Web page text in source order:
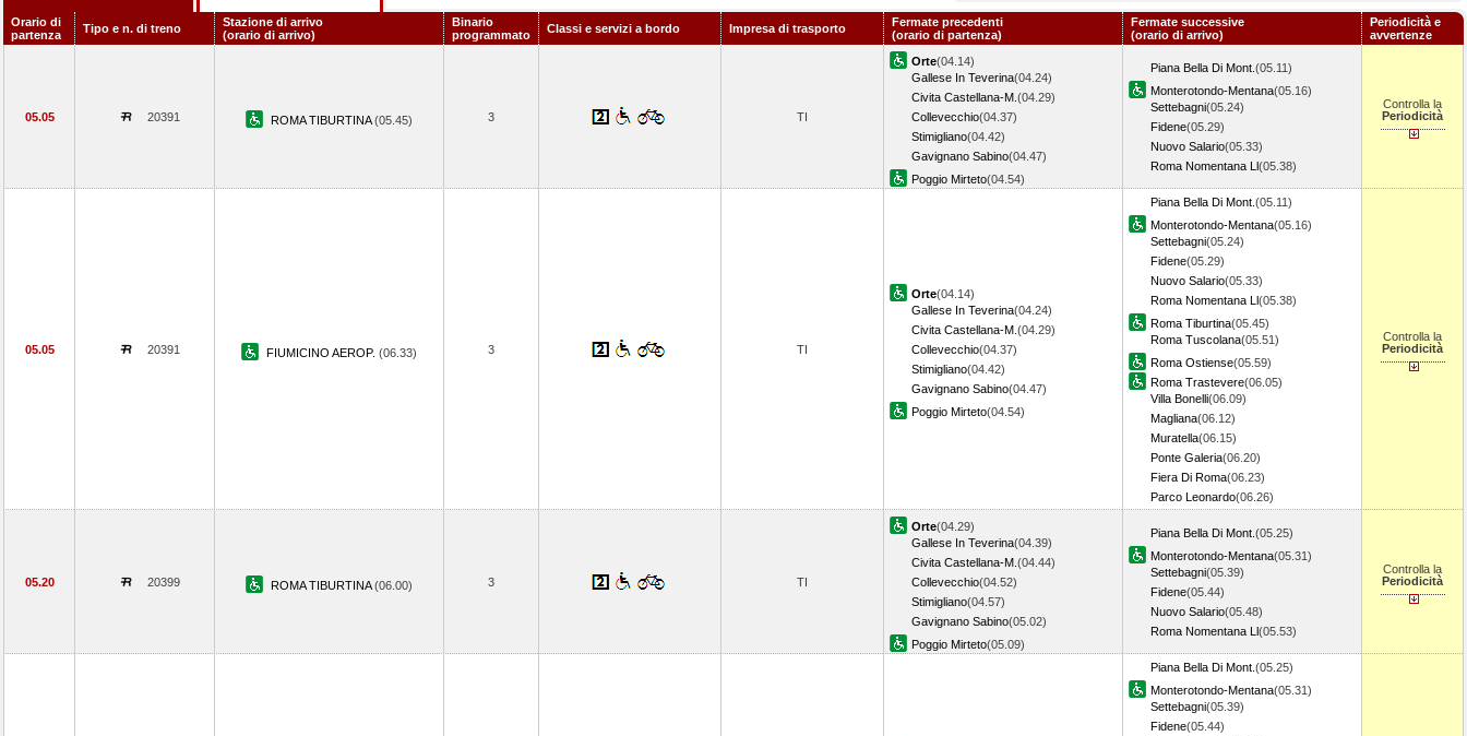
Orario di
partenza
Tipo e n. di treno
Stazione di arrivo
(orario di arrivo)
Binario
programmato
Classi e servizi a bordo Impresa di trasporto
Fermate precedenti
(orario di partenza)
Fermate successive
(orario di arrivo)
Periodicità e
avvertenze
05.05 20391 ROMA TIBURTINA(05.45) 3 TI
Orte(04.14)
Gallese In Teverina(04.24)
Civita Castellana-M. (04.29)
Collevecchio(04.37)
Stimigliano(04.42)
Gavignano Sabino(04.47)
Poggio Mirteto(04.54)
Piana Bella Di Mont. (05.11)
Monterotondo-Mentana(05.16)
Settebagni(05.24)
Fidene(05.29)
Nuovo Salario(05.33)
Roma Nomentana Ll(05.38)
Controlla la
Periodicità
05.05 20391 FIUMICINO AEROP. (06.33) 3 TI
Orte(04.14)
Gallese In Teverina(04.24)
Civita Castellana-M. (04.29)
Collevecchio(04.37)
Stimigliano(04.42)
Gavignano Sabino(04.47)
Poggio Mirteto(04.54)
Piana Bella Di Mont. (05.11)
Monterotondo-Mentana(05.16)
Settebagni(05.24)
Fidene(05.29)
Nuovo Salario(05.33)
Roma Nomentana Ll(05.38)
Roma Tiburtina(05.45)
Roma Tuscolana(05.51)
Roma Ostiense(05.59)
Roma Trastevere(06.05)
Villa Bonelli(06.09)
Magliana(06.12)
Muratella(06.15)
Ponte Galeria(06.20)
Fiera Di Roma(06.23)
Parco Leonardo(06.26)
Controlla la
Periodicità
05.20 20399 ROMA TIBURTINA(06.00) 3 TI
Orte(04.29)
Gallese In Teverina(04.39)
Civita Castellana-M. (04.44)
Collevecchio(04.52)
Stimigliano(04.57)
Gavignano Sabino(05.02)
Poggio Mirteto(05.09)
Piana Bella Di Mont. (05.25)
Monterotondo-Mentana(05.31)
Settebagni(05.39)
Fidene(05.44)
Nuovo Salario(05.48)
Roma Nomentana Ll(05.53)
Controlla la
Periodicità
Piana Bella Di Mont. (05.25)
Monterotondo-Mentana(05.31)
Settebagni(05.39)
Fidene(05.44)